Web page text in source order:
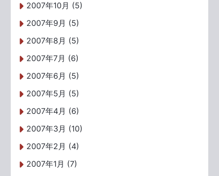
2007年10月 (5)
2007年9月 (5)
2007年8月 (5)
2007年7月 (6)
2007年6月 (5)
2007年5月 (5)
2007年4月 (6)
2007年3月 (10)
2007年2月 (4)
2007年1月 (7)